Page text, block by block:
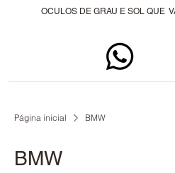
OCULOS DE GRAU E SOL QUE
Página inicial BMW
BMW